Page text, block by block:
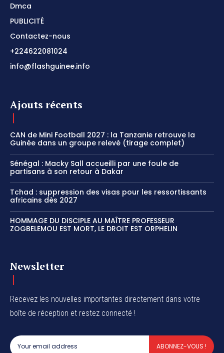
Dmca
PUBLICITÉ
Contactez-nous
+224622081024
info@flashguinee.info
Ajouts récents
CAN de Mini Football 2027 : la Tanzanie retrouve la
Guinée dans un groupe relevé (tirage complet)
Sénégal : Macky Sall accueilli par une foule de
partisans à son retour à Dakar
Tchad : suppression des visas pour les ressortissants
africains dès 2027
HOMMAGE DU DISCIPLE AU MAÎTRE PROFESSEUR
ZOGBELEMOU EST MORT, LE DROIT EST ORPHELIN
Newsletter
Recevez les nouvelles importantes directement dans votre
boîte de réception et restez connecté !
ABONNEZ-VOUS !